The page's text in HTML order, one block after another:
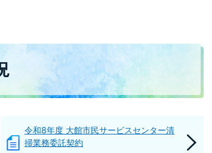
令和8年度 大館市民サービスセンター清
掃業務委託契約